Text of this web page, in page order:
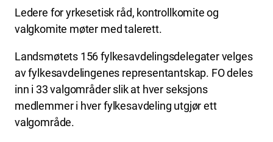
Ledere for yrkesetisk råd, kontrollkomite og
valgkomite møter med talerett.
Landsmøtets 156 fylkesavdelingsdelegater velges
av fylkesavdelingenes representantskap. FO deles
inn i 33 valgområder slik at hver seksjons
medlemmer i hver fylkesavdeling utgjør ett
valgområde.